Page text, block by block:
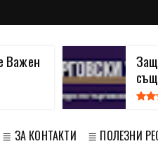
Важен
≣ ЗА КОНТАКТИ ≣ ПОЛЕЗНИ